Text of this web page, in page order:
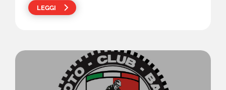
LEGGI